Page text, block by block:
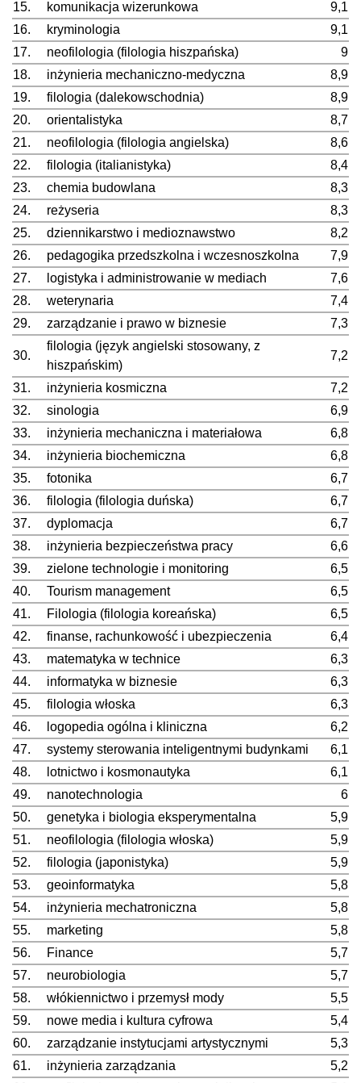
15. komunikacja wizerunkowa
9,1
16.
kryminologia
9,1
17.
neofilologia (filologia hiszpańska)
9
18.
inżynieria mechaniczno-medyczna
8,9
19.
filologia (dalekowschodnia)
8,9
20.
orientalistyka
8,7
21.
neofilologia (filologia angielska)
8,6
22.
filologia (italianistyka)
8,4
23.
chemia budowlana
8,3
24.
reżyseria
8,3
25.
dziennikarstwo i medioznawstwo
8,2
26.
pedagogika przedszkolna i wczesnoszkolna
7,9
27.
logistyka i administrowanie w mediach
7,6
28.
weterynaria
7,4
29.
zarządzanie i prawo w biznesie 7,3
30.
filologia (język angielski stosowany, z
hiszpańskim)
7,2
31. inżynieria kosmiczna
7,2
32.
sinologia
6,9
33.
inżynieria mechaniczna i materiałowa
6,8
34.
inżynieria biochemiczna
6,8
35.
fotonika
6,7
36.
filologia (filologia duńska)
6,7
37.
dyplomacja
6,7
38.
inżynieria bezpieczeństwa pracy
6,6
39.
zielone technologie i monitoring
6,5
40.
Tourism management
6,5
41.
Filologia (filologia koreańska)
6,5
42.
finanse, rachunkowość i ubezpieczenia
6,4
43.
matematyka w technice
6,3
44.
informatyka w biznesie
6,3
45.
filologia włoska
6,3
46.
logopedia ogólna i kliniczna
6,2
47.
systemy sterowania inteligentnymi budynkami
6,1
48.
lotnictwo i kosmonautyka
6,1
49.
nanotechnologia
6
50.
genetyka i biologia eksperymentalna
5,9
51.
neofilologia (filologia włoska)
5,9
52.
filologia (japonistyka)
5,9
53.
geoinformatyka
5,8
54.
inżynieria mechatroniczna
5,8
55.
marketing
5,8
56.
Finance
5,7
57.
neurobiologia
5,7
58.
włókiennictwo i przemysł mody
5,5
59.
nowe media i kultura cyfrowa
5,4
60.
zarządzanie instytucjami artystycznymi
5,3
61.
inżynieria zarządzania
5,2